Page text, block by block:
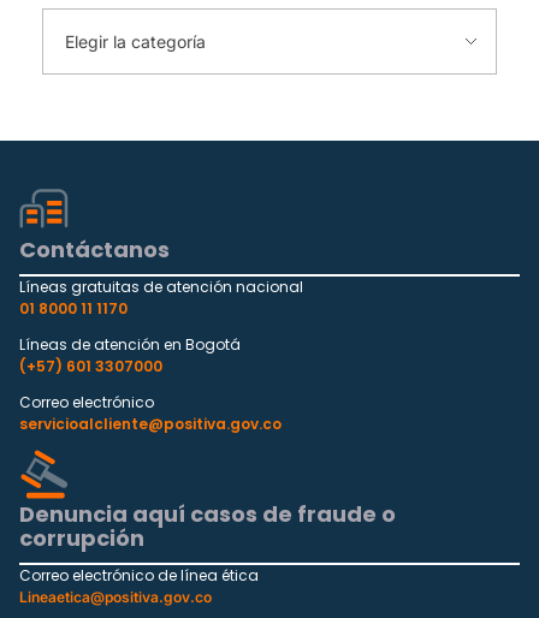
Contáctanos
Líneas gratuitas de atención nacional
01 8000 11 1170
Líneas de atención en Bogotá
(+57) 601 3307000
Correo electrónico
servicioalcliente@positiva.gov.co
Denuncia aquí casos de fraude o
corrupción
Correo electrónico de línea ética
Lineaetica@positiva.gov.co